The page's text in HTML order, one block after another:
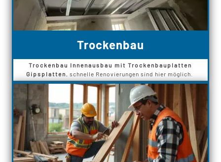
Trockenbau
Trockenbau Innenausbau mit Trockenbauplatten
Gipsplatten , schnelle Renovierungen sind hier möglich.